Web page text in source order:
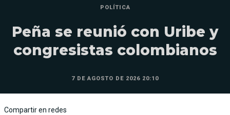
POLÍTICA
Peña se reunió con Uribe y
congresistas colombianos
7 DE AGOSTO DE 2026 20:10
Compartir en redes